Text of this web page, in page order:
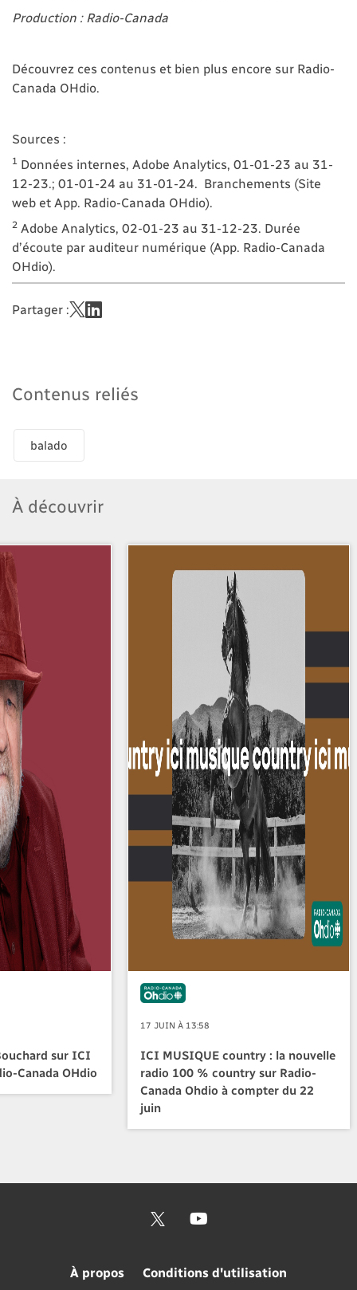
Production : Radio-Canada
Découvrez ces contenus et bien plus encore sur Radio-
Canada OHdio.
Sources :
1 Données internes, Adobe Analytics, 01-01-23 au 31-
12-23.; 01-01-24 au 31-01-24. Branchements (Site
web et App. Radio-Canada OHdio).
2 Adobe Analytics, 02-01-23 au 31-12-23. Durée
d’écoute par auditeur numérique (App. Radio-Canada
OHdio).
Partager :
Contenus reliés
balado
À découvrir
sur ICI
Canada OHdio
17 JUIN À 13:58
ICI MUSIQUE country : la nouvelle
radio 100 % country sur Radio-
Canada Ohdio à compter du 22
juin
À propos Conditions d'utilisation